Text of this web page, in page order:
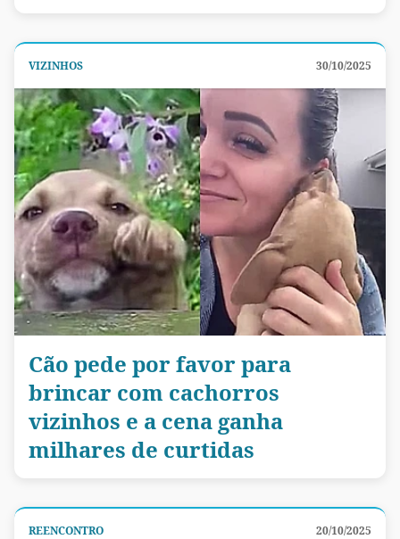
VIZINHOS 30/10/2025
Cão pede por favor para
brincar com cachorros
vizinhos e a cena ganha
milhares de curtidas
REENCONTRO 20/10/2025